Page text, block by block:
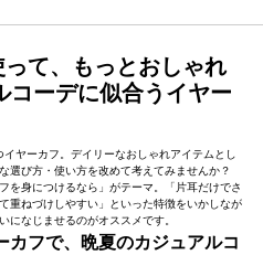
て、もっとおしゃれ
ーデに似合うイヤー
ヤーカフ。デイリーなおしゃれアイテムとし
選び方・使い方を改めて考えてみませんか？
を身につけるなら」がテーマ。「片耳だけでさ
重ねづけしやすい」といった特徴をいかしなが
になじませるのがオススメです。
カフで、晩夏のカジュアルコ